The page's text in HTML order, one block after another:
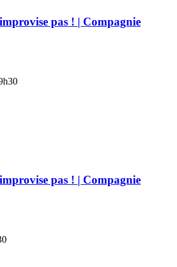
pas ! | Compagnie
pas ! | Compagnie